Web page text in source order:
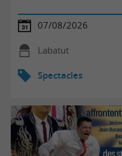
07/08/2026
Labatut
Spectacles